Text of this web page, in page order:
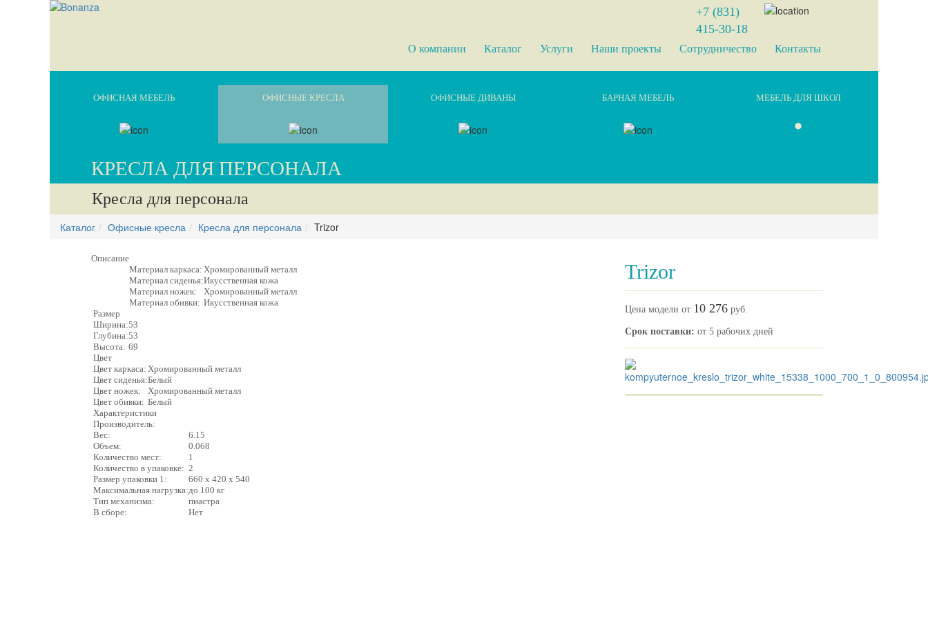
+7 (831)
415-30-18
О компании Каталог Услуги Наши проекты Сотрудничество Контакты
ОФИСНАЯ МЕБЕЛЬ ОФИСНЫЕ КРЕСЛА ОФИСНЫЕ ДИВАНЫ БАРНАЯ МЕБЕЛЬ МЕБЕЛЬ ДЛЯ ШКОЛ
КРЕСЛА ДЛЯ ПЕРСОНАЛА
Кресла для персонала
Каталог Офисные кресла Кресла для персонала Trizor
Trizor
Цена модели от 10 276 руб.
Срок поставки: от 5 рабочих дней
Описание
Материал каркаса: Хромированный металл
Материал сиденья:Икусственная кожа
Материал ножек:
Хромированный металл
Материал обивки: Икусственная кожа
Размер
Ширина:53
Глубина:53
Высота: 69
Цвет
Цвет каркаса: Хромированный металл
Цвет сиденья:Белый
Цвет ножек:
Хромированный металл
Цвет обивки: Белый
Характеристики
Производитель:
Вес:
6.15
Объем:
0.068
Количество мест:
1
Количество в упаковке: 2
Размер упаковки 1:
660 х 420 х 540
Максимальная нагрузка:до 100 кг
Тип механизма:
пиастра
В сборе:
Нет